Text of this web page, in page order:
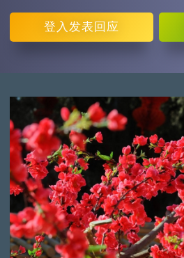
登入 发表回应